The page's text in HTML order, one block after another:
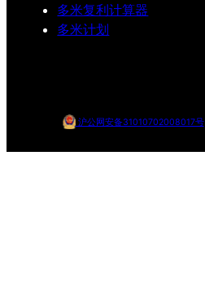
多米复利计算器
多米计划
沪公网安备31010702008017号